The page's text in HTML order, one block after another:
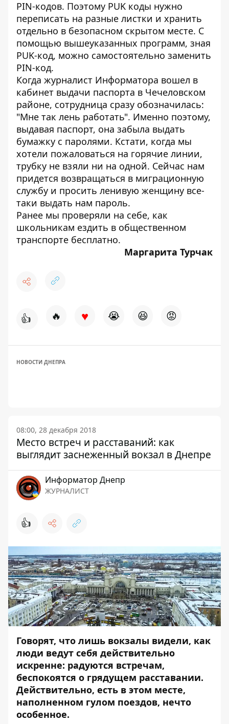
PIN-кодов. Поэтому PUK коды нужно
переписать на разные листки и хранить
отдельно в безопасном скрытом месте. С
помощью вышеуказанных программ, зная
PUK-код, можно самостоятельно заменить
PIN-код.
Когда журналист Информатора вошел в
кабинет выдачи паспорта в Чечеловском
районе, сотрудница сразу обозначилась:
"Мне так лень работать". Именно поэтому,
выдавая паспорт, она забыла выдать
бумажку с паролями. Кстати, когда мы
хотели пожаловаться на горячие линии,
трубку не взяли ни на одной. Сейчас нам
придется возвращаться в миграционную
службу и просить ленивую женщину все-
таки выдать нам пароль.
Ранее мы проверяли на себе, как
школьникам ездить в общественном
транспорте бесплатно.
Маргарита Турчак
👍 🔥 ♥ 😭 😆 😡
НОВОСТИ ДНЕПРА
08:00, 28 декабря 2018
Место встреч и расставаний: как
выглядит заснеженный вокзал в Днепре
Информатор Днепр
ЖУРНАЛИСТ
👍
Говорят, что лишь вокзалы видели, как
люди ведут себя действительно
искренне: радуются встречам,
беспокоятся о грядущем расставании.
Действительно, есть в этом месте,
наполненном гулом поездов, нечто
особенное.